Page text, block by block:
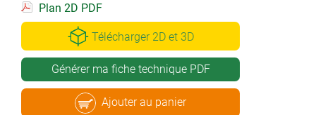
Plan 2D PDF
Télécharger 2D et 3D
Générer ma fiche technique PDF
Ajouter au panier